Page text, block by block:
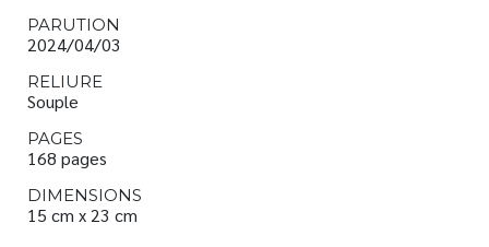
PARUTION
2024/04/03
RELIURE
Souple
PAGES
168 pages
DIMENSIONS
15 cm x 23 cm